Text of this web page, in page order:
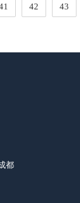
42 43
都